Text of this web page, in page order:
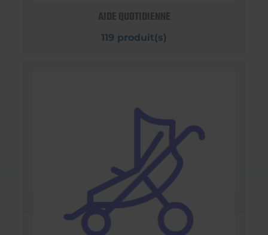
AIDE QUOTIDIENNE
119 produit(s)